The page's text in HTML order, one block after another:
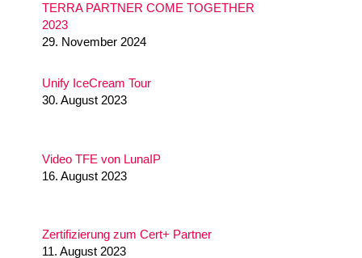
TERRA PARTNER COME TOGETHER
2023
29. November 2024
Unify IceCream Tour
30. August 2023
Video TFE von LunaIP
16. August 2023
Zertifizierung zum Cert+ Partner
11. August 2023